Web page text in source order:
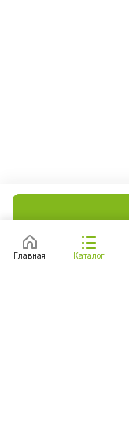
Главная Каталог